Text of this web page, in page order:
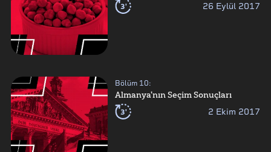
3' 26 Eylül 2017
Bölüm 10:
Almanya'nın Seçim Sonuçları
3' 2 Ekim 2017